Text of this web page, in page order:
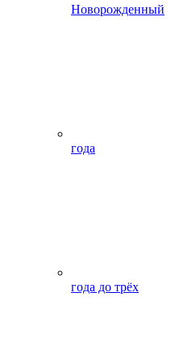
Новорожденный
года
года до трёх